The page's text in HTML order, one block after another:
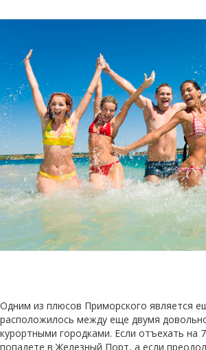
Одним из плюсов Приморского является
расположилось между еще двумя
курортными городками. Если отъехать на
попадете в Железный Порт, а если